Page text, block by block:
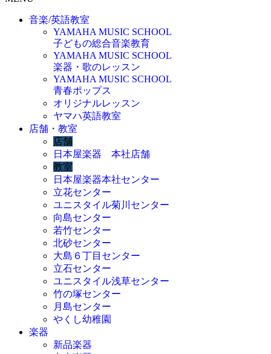
音楽/英語教室
YAMAHA MUSIC SCHOOL
子どもの総合音楽教育
YAMAHA MUSIC SCHOOL
楽器・歌のレッスン
YAMAHA MUSIC SCHOOL
青春ポップス
オリジナルレッスン
ヤマハ英語教室
店舗・教室
店舗
日本屋楽器 本社店舗
教室
日本屋楽器本社センター
立花センター
ユニスタイル菊川センター
向島センター
若竹センター
北砂センター
大島６丁目センター
立石センター
ユニスタイル浅草センター
竹の塚センター
月島センター
やくし幼稚園
楽器
新品楽器